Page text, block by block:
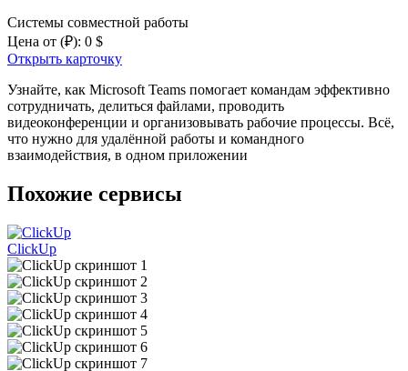
Системы совместной работы
Цена от (₽): 0 $
Открыть карточку
Узнайте, как Microsoft Teams помогает командам эффективно
сотрудничать, делиться файлами, проводить
видеоконференции и организовывать рабочие процессы. Всё,
что нужно для удалённой работы и командного
взаимодействия, в одном приложении
Похожие сервисы
ClickUp